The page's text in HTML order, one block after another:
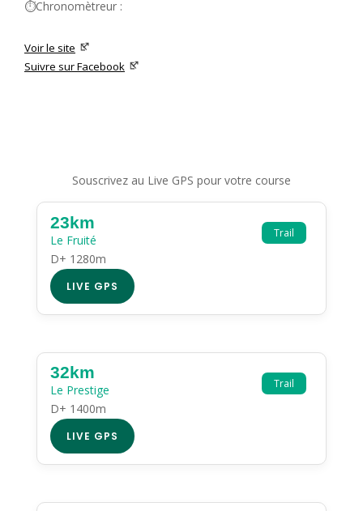
⏱️Chronomètreur :
Voir le site
Suivre sur Facebook
Souscrivez au Live GPS pour votre course
Trail
23km
Le Fruité
D+ 1280m
LIVE GPS
Trail
32km
Le Prestige
D+ 1400m
LIVE GPS